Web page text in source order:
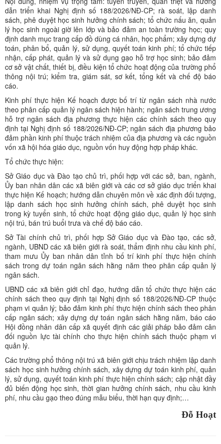
dẫn triển khai Nghị định số 188/2026/NĐ-CP; rà soát, lập danh
sách, phê duyệt học sinh hưởng chính sách; tổ chức nấu ăn, quản
lý học sinh ngoài giờ lên lớp và bảo đảm an toàn trường học; quy
định danh mục trang cấp đồ dùng cá nhân, học phẩm; xây dựng dự
toán, phân bổ, quản lý, sử dụng, quyết toán kinh phí; tổ chức tiếp
nhận, cấp phát, quản lý và sử dụng gạo hỗ trợ học sinh; bảo đảm
cơ sở vật chất, thiết bị, điều kiện tổ chức hoạt động của trường phổ
thông nội trú; kiểm tra, giám sát, sơ kết, tổng kết và chế độ báo
cáo.
Kinh phí thực hiện Kế hoạch được bố trí từ ngân sách nhà nước
theo phân cấp quản lý ngân sách hiện hành; ngân sách trung ương
hỗ trợ ngân sách địa phương thực hiện các chính sách theo quy
định tại Nghị định số 188/2026/NĐ-CP; ngân sách địa phương bảo
đảm phần kinh phí thuộc trách nhiệm của địa phương và các nguồn
vốn xã hội hóa giáo dục, nguồn vốn huy động hợp pháp khác.
Tổ chức thực hiện:
Sở Giáo dục và Đào tạo chủ trì, phối hợp với các sở, ban, ngành,
Ủy ban nhân dân các xã biên giới và các cơ sở giáo dục triển khai
thực hiện Kế hoạch; hướng dẫn chuyên môn về xác định đối tượng,
lập danh sách học sinh hưởng chính sách, phê duyệt học sinh
trong kỳ tuyển sinh, tổ chức hoạt động giáo dục, quản lý học sinh
nội trú, bán trú buổi trưa và chế độ báo cáo.
Sở Tài chính chủ trì, phối hợp Sở Giáo dục và Đào tạo, các sở,
ngành, UBND các xã biên giới rà soát, thẩm định nhu cầu kinh phí,
tham mưu Ủy ban nhân dân tỉnh bố trí kinh phí thực hiện chính
sách trong dự toán ngân sách hằng năm theo phân cấp quản lý
ngân sách.
UBND các xã biên giới chỉ đạo, hướng dẫn tổ chức thực hiện các
chính sách theo quy định tại Nghị định số 188/2026/NĐ-CP thuộc
phạm vi quản lý; bảo đảm kinh phí thực hiện chính sách theo phân
cấp ngân sách; xây dựng dự toán ngân sách hằng năm, báo cáo
Hội đồng nhân dân cấp xã quyết định các giải pháp bảo đảm cân
đối nguồn lực tài chính cho thực hiện chính sách thuộc phạm vi
quản lý.
Các trường phổ thông nội trú xã biên giới chịu trách nhiệm lập danh
sách học sinh hưởng chính sách, xây dựng dự toán kinh phí, quản
lý, sử dụng, quyết toán kinh phí thực hiện chính sách; cập nhật đầy
đủ biến động học sinh, thời gian hưởng chính sách, nhu cầu kinh
phí, nhu cầu gạo theo đúng mẫu biểu, thời hạn quy định;…
Đỗ Hoạt